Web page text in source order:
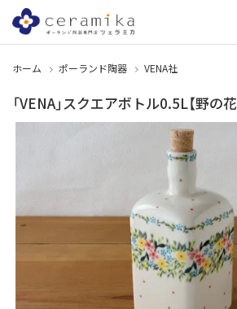
ホーム ポーランド陶器 VENA社
「VENA」スクエアボトル0.5L【野の